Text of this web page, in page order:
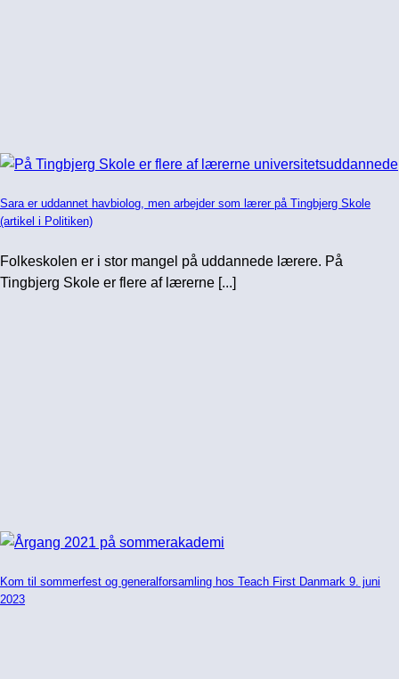
Sara er uddannet havbiolog, men arbejder som lærer på Tingbjerg Skole
(artikel i Politiken)
Folkeskolen er i stor mangel på uddannede lærere. På
Tingbjerg Skole er flere af lærerne [...]
Kom til sommerfest og generalforsamling hos Teach First Danmark 9. juni
2023